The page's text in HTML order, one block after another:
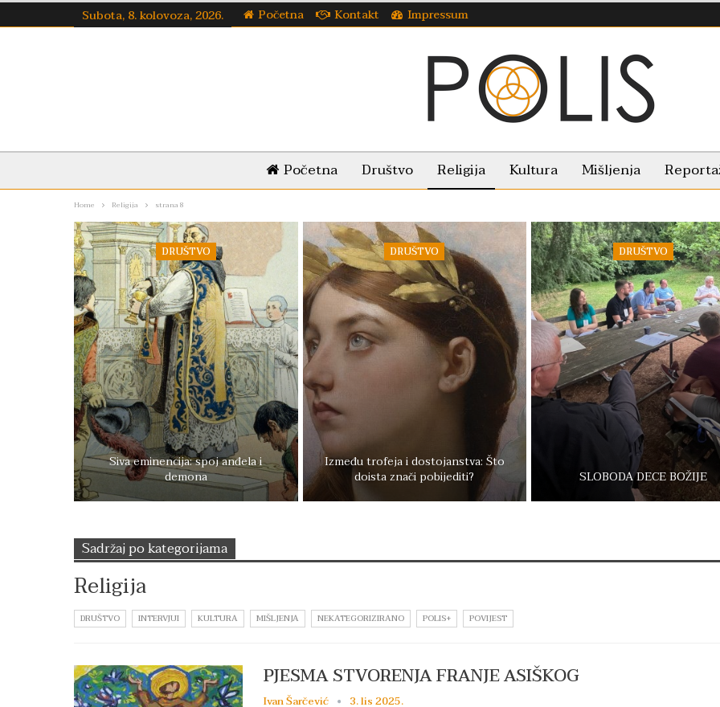
Subota, 8. kolovoza, 2026. Početna Kontakt Impressum
Početna Društvo Religija Kultura Mišljenja
Home Religija strana 8
DRUŠTVO
Siva eminencija: spoj anđela i
demona
DRUŠTVO
Između trofeja i dostojanstva: Što
doista znači pobijediti?
DRUŠTVO
SLOBODA DECE BOŽIJE
Sadržaj po kategorijama
Religija
DRUŠTVO INTERVJUI KULTURA MIŠLJENJA NEKATEGORIZIRANO POLIS+ POVIJEST
PJESMA STVORENJA FRANJE ASIŠKOG
Ivan Šarčević 3. lis 2025.